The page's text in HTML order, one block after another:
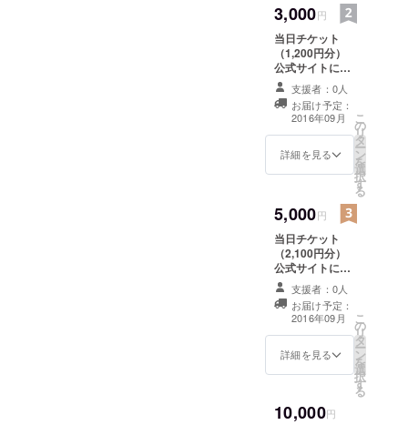
3,000円
当日チケット
（1,200円分）
公式サイトに名
前掲載支援者：0人
お届け予定：
2016年09月
詳細を見る
こ
の
リ
タ
ー
ン
を
選
択
す
る
5,000円
当日チケット
（2,100円分）
公式サイトに名
前掲載
Facebookペー
ジ写真掲載（希
望の写真＋コメ
ントをいただき
掲載します）
支援者：0人
お届け予定：
2016年09月
詳細を見る
こ
の
リ
タ
ー
ン
を
選
択
す
る
10,000円